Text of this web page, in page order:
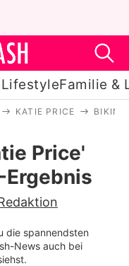
LifestyleFamilie &
KATIE PRICE
Price'
die spannendsten
News auch bei